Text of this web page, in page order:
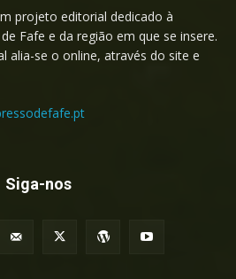
projeto editorial dedicado à
Fafe e da região em que se insere.
alia-se o online, através do site e
Siga-nos